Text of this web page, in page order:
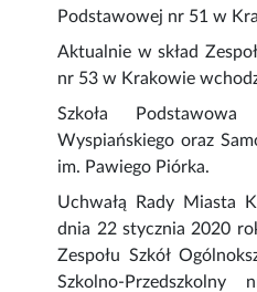
Podstawowej nr 51 w
Aktualnie w skład
nr 53 w Krakowie
Szkoła
Wyspiańskiego oraz
im. Pawiego Piórka.
Uchwałą Rady Miasta
dnia 22 stycznia 2020
Zespołu Szkół
Szkolno-